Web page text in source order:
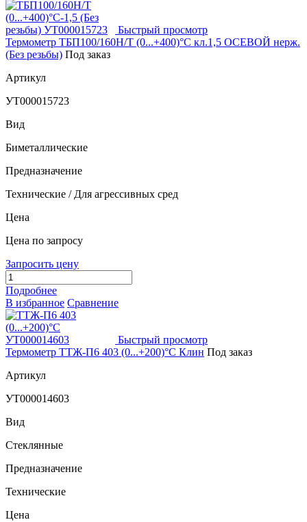
Быстрый просмотр
Термометр ТБП100/160Н/Т (0...+400)°С кл.1,5 ОСЕВОЙ нерж.
(Без резьбы) Под заказ
Артикул
УТ000015723
Вид
Биметаллические
Предназначение
Технические / Для агрессивных сред
Цена
Цена по запросу
Запросить цену
Подробнее
В избранное Сравнение
Быстрый просмотр
Термометр ТТЖ-П6 403 (0...+200)°С Клин Под заказ
Артикул
УТ000014603
Вид
Стеклянные
Предназначение
Технические
Цена